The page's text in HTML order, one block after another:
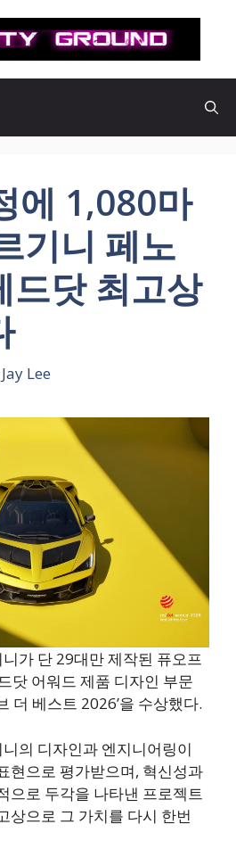
에 1,080마
기니 페노
드닷 최고상
Jay Lee
가 단 29대만 제작된 퓨오프
닷 어워드 제품 디자인 부문
더 베스트 2026’을 수상했다.
의 디자인과 엔지니어링이
현으로 평가받으며, 혁신성과
으로 두각을 나타낸 프로젝트
상으로 그 가치를 다시 한번